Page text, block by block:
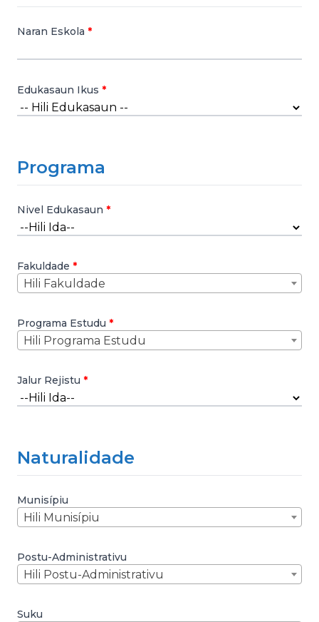
Naran Eskola
Edukasaun Ikus
Programa
Nivel Edukasaun
Fakuldade
Hili Fakuldade
Programa Estudu
Hili Programa Estudu
Jalur Rejistu
Naturalidade
Munisípiu
Hili Munisípiu
Postu-Administrativu
Hili Postu-Administrativu
Suku